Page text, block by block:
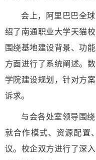
会上，阿里巴巴全
绍了南通职业大学天猫
围绕基地建设背景、功
方面进行了系统阐述。
学院建设规划，针对方
诉求。
与会各处室领导围
就合作模式、资源配置
议。校企双方进行了深